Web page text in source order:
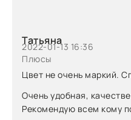
Татьяна
2022-01-13 16:36
Плюсы
Цвет не очень маркий.
Очень удобная,
Рекомендую всем кому